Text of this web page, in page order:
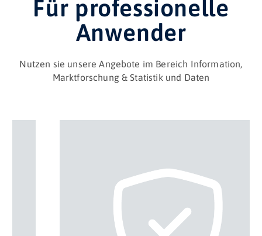
Für professionelle
Anwender
Nutzen sie unsere Angebote im Bereich Information,
Marktforschung & Statistik und Daten